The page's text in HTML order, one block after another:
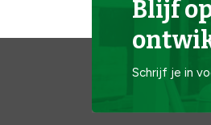
Blijf
Schrijf je in